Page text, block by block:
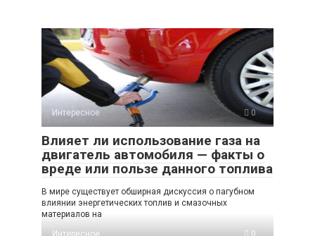
Интересное 0
Влияет ли использование газа на
двигатель автомобиля — факты о
вреде или пользе данного топлива
В мире существует обширная дискуссия о пагубном
влиянии энергетических топлив и смазочных
материалов на
Интересное
0